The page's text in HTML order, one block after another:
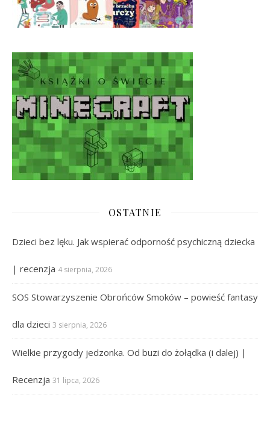
OSTATNIE
Dzieci bez lęku. Jak wspierać odporność psychiczną dziecka
| recenzja 4 sierpnia, 2026
SOS Stowarzyszenie Obrońców Smoków – powieść fantasy
dla dzieci 3 sierpnia, 2026
Wielkie przygody jedzonka. Od buzi do żołądka (i dalej) |
Recenzja 31 lipca, 2026